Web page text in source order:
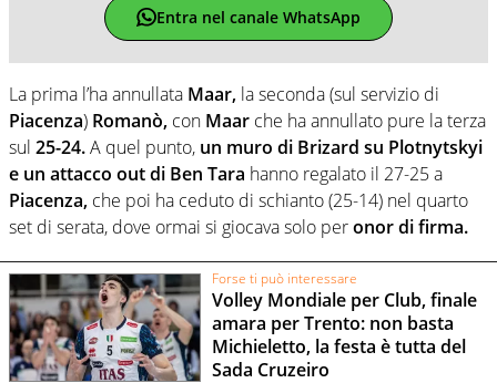
Entra nel canale WhatsApp
La prima l’ha annullata Maar, la seconda (sul servizio di
Piacenza) Romanò, con Maar che ha annullato pure la terza
sul 25-24.A quel punto, un muro di Brizard su Plotnytskyi
e un attacco out di Ben Tara hanno regalato il 27-25 a
Piacenza, che poi ha ceduto di schianto (25-14) nel quarto
set di serata, dove ormai si giocava solo peronor di firma.
Forse ti può interessare
Volley Mondiale per Club, finale
amara per Trento: non basta
Michieletto, la festa è tutta del
Sada Cruzeiro